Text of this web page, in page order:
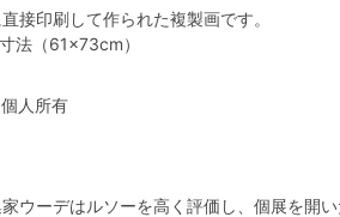
接印刷して作られた複製画です。
法（61×73cm）
人所有
ウーデはルソーを高く評価し、個展を開